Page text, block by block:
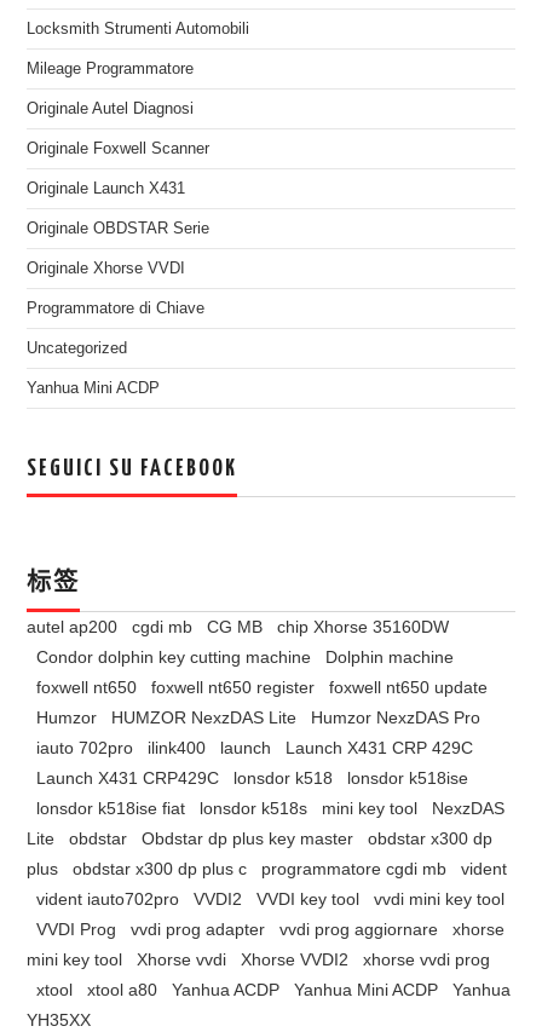
Locksmith Strumenti Automobili
Mileage Programmatore
Originale Autel Diagnosi
Originale Foxwell Scanner
Originale Launch X431
Originale OBDSTAR Serie
Originale Xhorse VVDI
Programmatore di Chiave
Uncategorized
Yanhua Mini ACDP
SEGUICI SU FACEBOOK
标签
autel ap200 cgdi mb CG MB
chip Xhorse 35160DW
Condor dolphin key cutting machine
Dolphin machine
foxwell nt650
foxwell nt650 register
foxwell nt650 update
Humzor
HUMZOR NexzDAS Lite
Humzor NexzDAS Pro
iauto 702pro
ilink400 launch
Launch X431 CRP 429C
Launch X431 CRP429C
lonsdor k518
lonsdor k518ise
lonsdor k518ise fiat
lonsdor k518s mini key tool
NexzDAS
Lite
obdstar Obdstar dp plus key master
obdstar x300 dp
plus
obdstar x300 dp plus c programmatore cgdi mb
vident
vident iauto702pro
VVDI2 VVDI key tool
vvdi mini key tool
VVDI Prog
vvdi prog adapter vvdi prog aggiornare
xhorse
mini key tool
Xhorse vvdi Xhorse VVDI2
xhorse vvdi prog
xtool
xtool a80 Yanhua ACDP Yanhua Mini ACDP
Yanhua
YH35XX